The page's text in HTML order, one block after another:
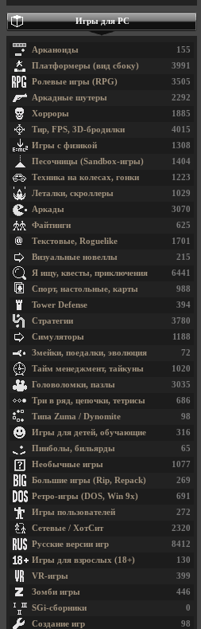
Игры для PC
155
Арканоиды
3991
Платформеры (вид сбоку)
3505
Ролевые игры (RPG)
2292
Аркадные шутеры
1885
Хорроры
4015
Тир, FPS, 3D-бродилки
1308
Игры с физикой
1404
Песочницы (Sandbox-игры)
1223
Техника на колесах, гонки
1029
Леталки, скроллеры
3070
Аркады
625
Файтинги
1701
Текстовые, Roguelike
215
Визуальные новеллы
6441
Я ищу, квесты, приключения
988
Спорт, настольные, карты
394
Tower Defense
3780
Стратегии
1188
Симуляторы
72
Змейки, поедалки, эволюция
1020
Тайм менеджмент, тайкуны
3035
Головоломки, пазлы
686
Три в ряд, цепочки, тетрисы
98
Типа Zuma / Dynomite
316
Игры для детей, обучающие
65
Пинболы, бильярды
1077
Необычные игры
269
Большие игры (Rip, Repack)
691
Ретро-игры (DOS, Win 9x)
272
Игры пользователей
2320
Сетевые / ХотСит
8412
Русские версии игр
130
Игры для взрослых (18+)
399
VR-игры
446
Зомби игры
0
SGi-сборники
98
Создание игр